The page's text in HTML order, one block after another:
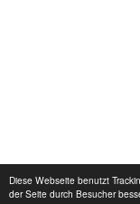
Diese Webseite benutzt
der Seite durch Besucher